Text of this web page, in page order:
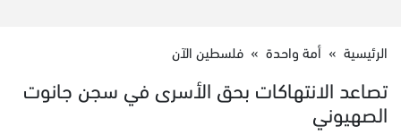
الرئيسية » أمة واحدة » فلسطين الآن
تصاعد الانتهاكات بحق الأسرى في سجن جانوت
الصهيوني